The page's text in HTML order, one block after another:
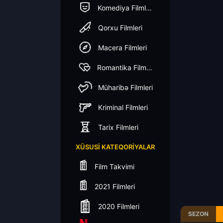
Komediya Filmleri
Qorxu Filmleri
Macera Filmleri
Romantika Filmleri
Müharibə Filmleri
Kriminal Filmleri
Tarix Filmleri
XÜSUSI KATEQORIYALAR
Film Takvimi
2021 Filmleri
2020 Filmleri
SEZON